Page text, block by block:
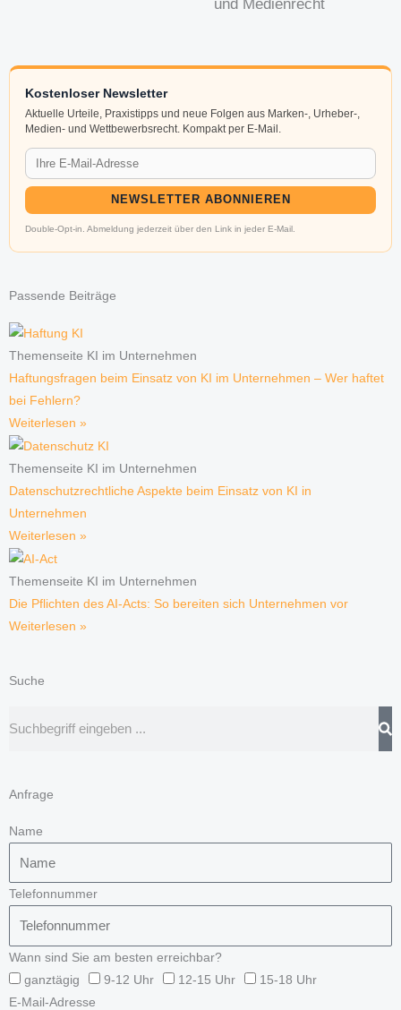
und Medienrecht
Kostenloser Newsletter
Aktuelle Urteile, Praxistipps und neue Folgen aus Marken-, Urheber-,
Medien- und Wettbewerbsrecht. Kompakt per E-Mail.
NEWSLETTER ABONNIEREN
Double-Opt-in. Abmeldung jederzeit über den Link in jeder E-Mail.
Passende Beiträge
Themenseite KI im Unternehmen
Haftungsfragen beim Einsatz von KI im Unternehmen – Wer haftet
bei Fehlern?
Weiterlesen »
Themenseite KI im Unternehmen
Datenschutzrechtliche Aspekte beim Einsatz von KI in
Unternehmen
Weiterlesen »
Themenseite KI im Unternehmen
Die Pflichten des AI-Acts: So bereiten sich Unternehmen vor
Weiterlesen »
Suche
Anfrage
Name
Telefonnummer
Wann sind Sie am besten erreichbar?
ganztägig
9-12 Uhr 12-15 Uhr
15-18 Uhr
E-Mail-Adresse